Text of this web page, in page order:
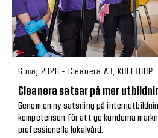
6 maj 2026 - Cleanera AB, KULLTORP
Cleanera satsar på mer
Genom en ny satsning på
kompetensen för att ge kunderna
professionella lokalvård.